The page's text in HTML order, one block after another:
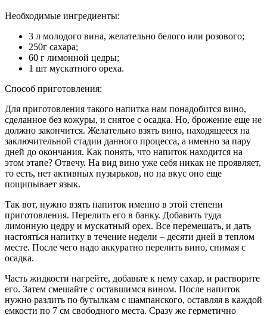
Необходимые ингредиенты:
3 л молодого вина, желательно белого или розового;
250г сахара;
60 г лимонной цедры;
1 шт мускатного ореха.
Способ приготовления:
Для приготовления такого напитка нам понадобится вино,
сделанное без кожуры, и снятое с осадка. Но, брожение еще не
должно закончится. Желательно взять вино, находящееся на
заключительной стадии данного процесса, а именно за пару
дней до окончания. Как понять, что напиток находится на
этом этапе? Отвечу. На вид вино уже себя никак не проявляет,
то есть, нет активных пузырьков, но на вкус оно еще
пощипывает язык.
Так вот, нужно взять напиток именно в этой степени
приготовления. Перелить его в банку. Добавить туда
лимонную цедру и мускатный орех. Все перемешать, и дать
настояться напитку в течение недели – десяти дней в теплом
месте. После чего надо аккуратно перелить вино, снимая с
осадка.
Часть жидкости нагрейте, добавьте к нему сахар, и растворите
его. Затем смешайте с оставшимся вином. После напиток
нужно разлить по бутылкам с шампанского, оставляя в каждой
емкости по 7 см свободного места. Сразу же герметично